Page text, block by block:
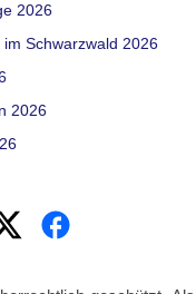
2026
Schwarzwald 2026
2026